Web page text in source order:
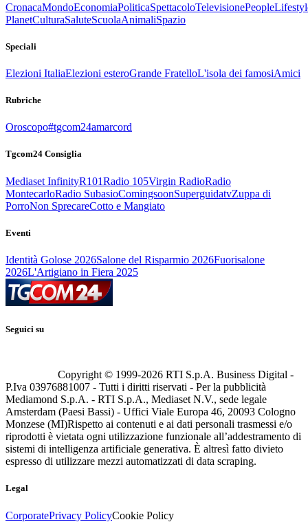
CronacaMondoEconomiaPoliticaSpettacoloTelevisionePeople
PlanetCulturaSaluteScuolaAnimaliSpazio
Speciali
Elezioni ItaliaElezioni esteroGrande FratelloL'isola dei famosiAmici
Rubriche
Oroscopo#tgcom24amarcord
Tgcom24 Consiglia
Mediaset InfinityR101Radio 105Virgin RadioRadio
MontecarloRadio SubasioComingsoonSuperguidatvZuppa di
PorroNon SprecareCotto e Mangiato
Eventi
Identità Golose 2026Salone del Risparmio 2026Fuorisalone
2026L'Artigiano in Fiera 2025
Seguici su
Copyright © 1999-2026 RTI S.p.A. Business Digital -
P.Iva 03976881007 - Tutti i diritti riservati - Per la pubblicità
Mediamond S.p.A. - RTI S.p.A., Mediaset N.V., sede legale
Amsterdam (Paesi Bassi) - Uffici Viale Europa 46, 20093 Cologno
Monzese (MI)Rispetto ai contenuti e ai dati personali trasmessi e/o
riprodotti è vietata ogni utilizzazione funzionale all’addestramento di
sistemi di intelligenza artificiale generativa. È altresì fatto divieto
espresso di utilizzare mezzi automatizzati di data scraping.
Legal
CorporatePrivacy PolicyCookie Policy